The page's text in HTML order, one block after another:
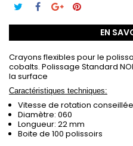
EN
Crayons flexibles pour le
cobalts. Polissage Standard
la surface
Caractéristiques techniques:
Vitesse de rotation
Diamètre: 060
Longueur: 22 mm
Boite de 100 polissoirs